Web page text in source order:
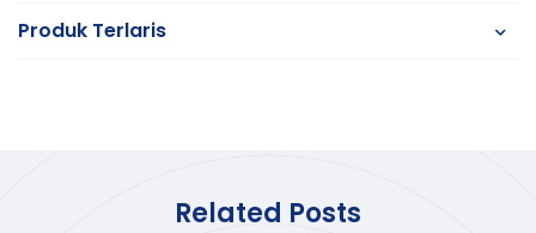
Produk Terlaris
Related Posts